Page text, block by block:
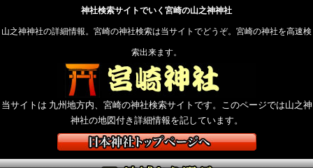
神社検索サイトでいく宮崎の山之神神社
山之神神社の詳細情報。宮崎の神社検索は当サイトでどうぞ。宮崎の神社を高速検
索出来ます。
当サイトは 九州地方内、宮崎の神社検索サイトです。このページでは山之神
神社の地図付き詳細情報を記しています。